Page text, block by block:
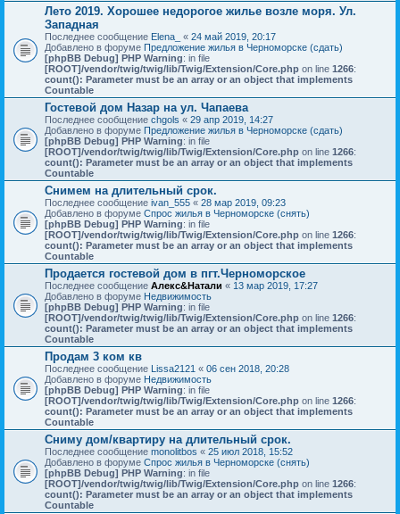
Лето 2019. Хорошее недорогое жилье возле моря. Ул.
Западная
Последнее сообщение Elena_ « 24 май 2019, 20:17
Добавлено в форуме Предложение жилья в Черноморске (сдать)
[phpBB Debug] PHP Warning: in file
[ROOT]/vendor/twig/twig/lib/Twig/Extension/Core.php on line 1266:
count(): Parameter must be an array or an object that implements
Countable
Гостевой дом Назар на ул. Чапаева
Последнее сообщение chgols « 29 апр 2019, 14:27
Добавлено в форуме Предложение жилья в Черноморске (сдать)
[phpBB Debug] PHP Warning: in file
[ROOT]/vendor/twig/twig/lib/Twig/Extension/Core.php on line 1266:
count(): Parameter must be an array or an object that implements
Countable
Снимем на длительный срок.
Последнее сообщение ivan_555 « 28 мар 2019, 09:23
Добавлено в форуме Спрос жилья в Черноморске (снять)
[phpBB Debug] PHP Warning: in file
[ROOT]/vendor/twig/twig/lib/Twig/Extension/Core.php on line 1266:
count(): Parameter must be an array or an object that implements
Countable
Продается гостевой дом в пгт.Черноморское
Последнее сообщение Алекс&Натали « 13 мар 2019, 17:27
Добавлено в форуме Недвижимость
[phpBB Debug] PHP Warning: in file
[ROOT]/vendor/twig/twig/lib/Twig/Extension/Core.php on line 1266:
count(): Parameter must be an array or an object that implements
Countable
Продам 3 ком кв
Последнее сообщение Lissa2121 « 06 сен 2018, 20:28
Добавлено в форуме Недвижимость
[phpBB Debug] PHP Warning: in file
[ROOT]/vendor/twig/twig/lib/Twig/Extension/Core.php on line 1266:
count(): Parameter must be an array or an object that implements
Countable
Сниму дом/квартиру на длительный срок.
Последнее сообщение monolitbos « 25 июл 2018, 15:52
Добавлено в форуме Спрос жилья в Черноморске (снять)
[phpBB Debug] PHP Warning: in file
[ROOT]/vendor/twig/twig/lib/Twig/Extension/Core.php on line 1266:
count(): Parameter must be an array or an object that implements
Countable